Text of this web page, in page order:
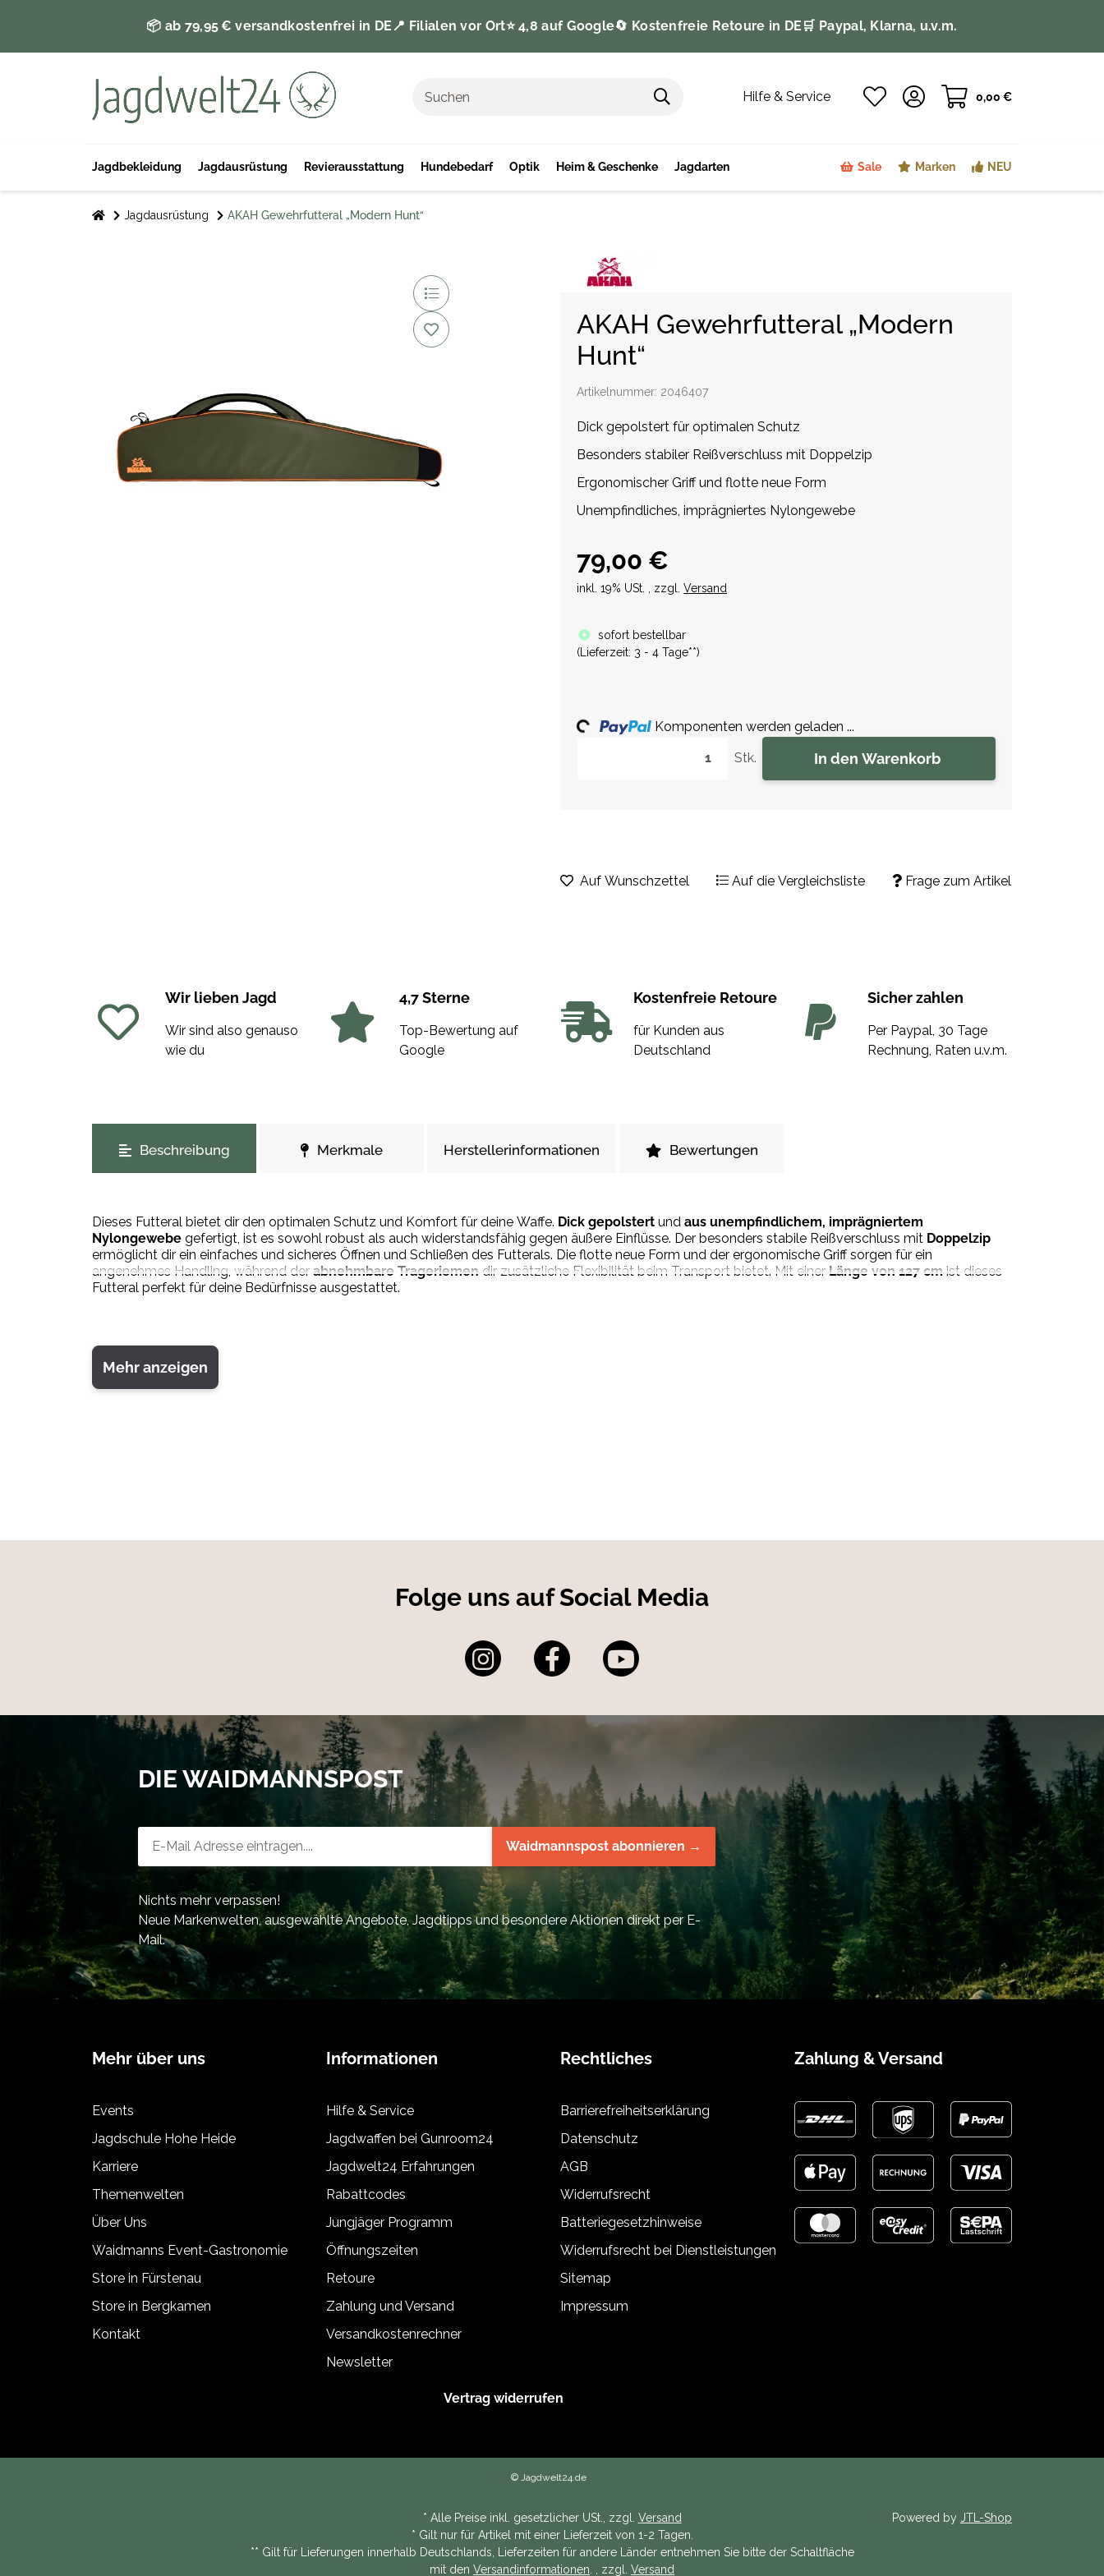
📦 ab 79,95 € versandkostenfrei in DE 📍 Filialen vor Ort⭐️ 4,8 auf Google🔄 Kostenfreie Retoure in DE 🛒 Paypal, Klarna, u.v.m.
Hilfe & Service 0,00 €
Jagdbekleidung Jagdausrüstung Revierausstattung Hundebedarf Optik Heim & Geschenke Jagdarten Sale Marken NEU
Jagdausrüstung AKAH Gewehrfutteral „Modern Hunt“
AKAH Gewehrfutteral „Modern
Hunt“
Artikelnummer: 2046407
Dick gepolstert für optimalen Schutz
Besonders stabiler Reißverschluss mit Doppelzip
Ergonomischer Griff und flotte neue Form
Unempfindliches, imprägniertes Nylongewebe
79,00 €
inkl. 19% USt. , zzgl. Versand
sofort bestellbar
( Lieferzeit: 3 - 4 Tage**)
Stk. In den Warenkorb
Loading... Komponenten werden geladen ...
Frage zum Artikel
Auf Wunschzettel Auf die Vergleichsliste
Wir lieben Jagd
Wir sind also genauso
wie du
4,7 Sterne
Top-Bewertung auf
Google
Kostenfreie Retoure
für Kunden aus
Deutschland
Sicher zahlen
Per Paypal, 30 Tage
Rechnung, Raten u.v.m.
Beschreibung Merkmale Herstellerinformationen Bewertungen
Dieses Futteral bietet dir den optimalen Schutz und Komfort für deine Waffe. Dick gepolstert und aus unempfindlichem, imprägniertem
Nylongewebe gefertigt, ist es sowohl robust als auch widerstandsfähig gegen äußere Einflüsse. Der besonders stabile Reißverschluss mit Doppelzip
ermöglicht dir ein einfaches und sicheres Öffnen und Schließen des Futterals. Die flotte neue Form und der ergonomische Griff sorgen für ein
angenehmes Handling, während der abnehmbare Trageriemen dir zusätzliche Flexibilität beim Transport bietet. Mit einer Länge von 127 cm ist dieses
Futteral perfekt für deine Bedürfnisse ausgestattet.
Mehr anzeigen
Folge uns auf Social Media
DIE WAIDMANNSPOST
Waidmannspost abonnieren →
Nichts mehr verpassen!
Neue Markenwelten, ausgewählte Angebote, Jagdtipps und besondere Aktionen direkt per E-
Mail.
Mehr über uns
Events
Jagdschule Hohe Heide
Karriere
Themenwelten
Über Uns
Waidmanns Event-Gastronomie
Store in Fürstenau
Store in Bergkamen
Kontakt
Informationen
Hilfe & Service
Jagdwaffen bei Gunroom24
Jagdwelt24 Erfahrungen
Rabattcodes
Jungjäger Programm
Öffnungszeiten
Retoure
Zahlung und Versand
Versandkostenrechner
Newsletter
Rechtliches
Barrierefreiheitserklärung
Datenschutz
AGB
Widerrufsrecht
Batteriegesetzhinweise
Widerrufsrecht bei Dienstleistungen
Sitemap
Impressum
Zahlung & Versand
Vertrag widerrufen
© Jagdwelt24.de
* Alle Preise inkl. gesetzlicher USt., zzgl. Versand
* Gilt nur für Artikel mit einer Lieferzeit von 1-2 Tagen.
** Gilt für Lieferungen innerhalb Deutschlands, Lieferzeiten für andere Länder entnehmen Sie bitte der Schaltfläche
mit den Versandinformationen . , zzgl. Versand
Powered by JTL-Shop